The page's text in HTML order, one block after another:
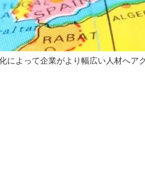
によって企業がより幅広い人材へア